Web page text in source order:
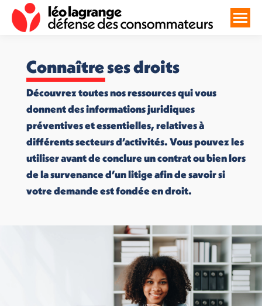
Connaître ses droits
Découvrez toutes nos ressources qui vous
donnent des informations juridiques
préventives et essentielles, relatives à
différents secteurs d’activités. Vous pouvez les
utiliser avant de conclure un contrat ou bien lors
de la survenance d’un litige afin de savoir si
votre demande est fondée en droit.